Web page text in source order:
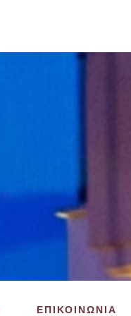
ΕΠΙΚΟΙΝΩΝΙΑ